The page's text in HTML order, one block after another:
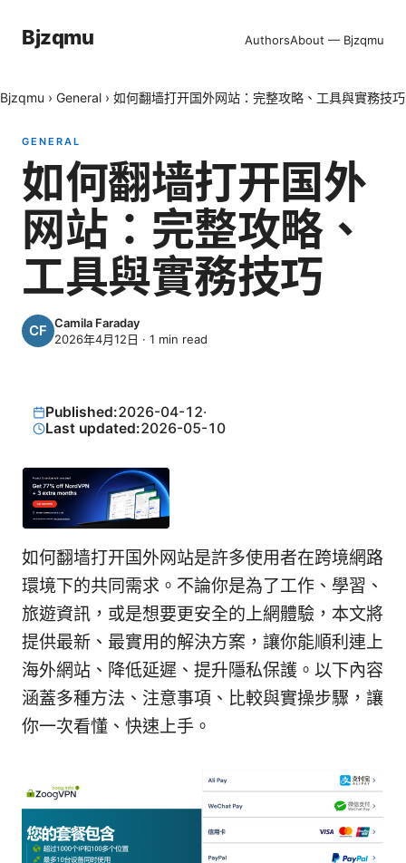
Bjzqmu AuthorsAbout — Bjzqmu
Bjzqmu › General › 如何翻墙打开国外网站：完整攻略、工具與實務技巧
GENERAL
如何翻墙打开国外
网站：完整攻略、
工具與實務技巧
Camila Faraday
2026年4月12日 · 1 min read
Published:2026-04-12·
Last updated:2026-05-10
如何翻墙打开国外网站是許多使用者在跨境網路
環境下的共同需求。不論你是為了工作、學習、
旅遊資訊，或是想要更安全的上網體驗，本文將
提供最新、最實用的解決方案，讓你能順利連上
海外網站、降低延遲、提升隱私保護。以下內容
涵蓋多種方法、注意事項、比較與實操步驟，讓
你一次看懂、快速上手。